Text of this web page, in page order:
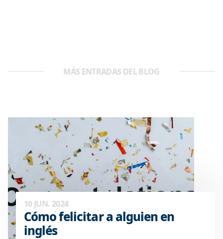
MÁS ENTRADAS DEL BLOG
10 JUN. 2024
Cómo felicitar a alguien en
inglés